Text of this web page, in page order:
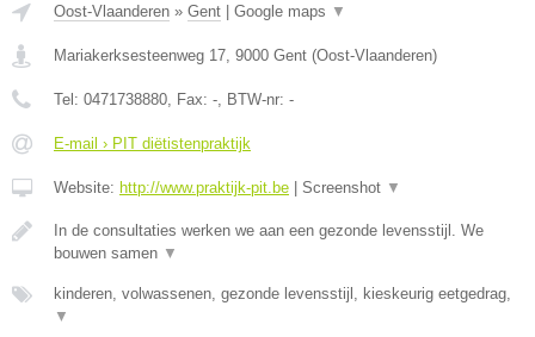
Oost-Vlaanderen » Gent Google maps ▼
Mariakerksesteenweg 17 9000 Gent (Oost-Vlaanderen)
Tel: 0471738880 , Fax: - , BTW-nr: -
E-mail › PIT diëtistenpraktijk
Website: http://www.praktijk-pit.be Screenshot ▼
In de consultaties werken we aan een gezonde levensstijl. We
bouwen samen ▼
kinderen, volwassenen, gezonde levensstijl, kieskeurig eetgedrag,
▼